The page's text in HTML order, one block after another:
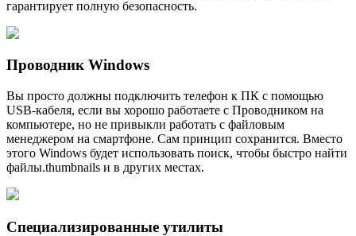
гарантирует полную безопасность.
Проводник Windows
Вы просто должны подключить телефон к ПК с помощью
USB-кабеля, если вы хорошо работаете с Проводником на
компьютере, но не привыкли работать с файловым
менеджером на смартфоне. Сам принцип сохранится. Вместо
этого Windows будет использовать поиск, чтобы быстро найти
файлы.thumbnails и в других местах.
Специализированные утилиты